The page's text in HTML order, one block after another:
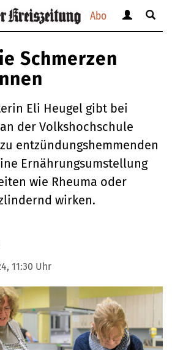
Abo
anzeigen
Suche
Schmerzen
Eli Heugel gibt bei
der Volkshochschule
entzündungshemmenden
Ernährungsumstellung
wie Rheuma oder
wirken.
11:30 Uhr